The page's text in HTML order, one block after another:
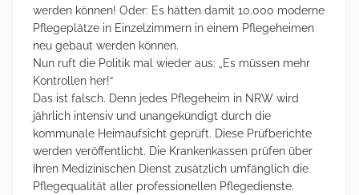
werden können! Oder: Es hätten damit 10.000 moderne
Pflegeplätze in Einzelzimmern in einem Pflegeheimen
neu gebaut werden können.
Nun ruft die Politik mal wieder aus: „Es müssen mehr
Kontrollen her!“
Das ist falsch. Denn jedes Pflegeheim in NRW wird
jährlich intensiv und unangekündigt durch die
kommunale Heimaufsicht geprüft. Diese Prüfberichte
werden veröffentlicht. Die Krankenkassen prüfen über
Ihren Medizinischen Dienst zusätzlich umfänglich die
Pflegequalität aller professionellen Pflegedienste.